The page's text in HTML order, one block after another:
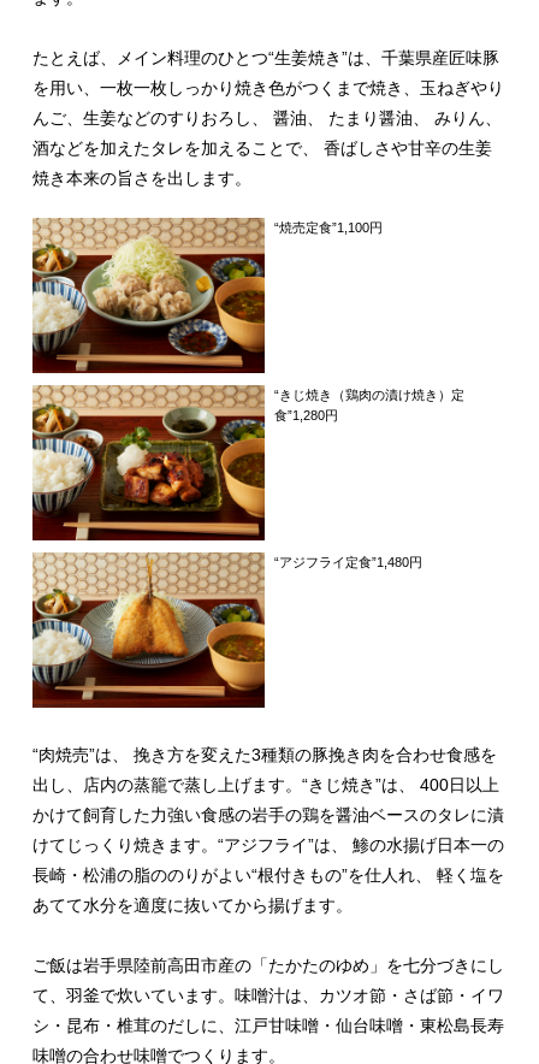
たとえば、メイン料理のひとつ“生姜焼き”は、千葉県産匠味豚
を用い、一枚一枚しっかり焼き色がつくまで焼き、玉ねぎやり
んご、生姜などのすりおろし、 醤油、 たまり醤油、 みりん、
酒などを加えたタレを加えることで、 香ばしさや甘辛の生姜
焼き本来の旨さを出します。
“焼売定食”1,100円
“きじ焼き（鶏肉の漬け焼き）定
食”1,280円
“アジフライ定食”1,480円
“肉焼売”は、 挽き方を変えた3種類の豚挽き肉を合わせ食感を
出し、店内の蒸籠で蒸し上げます。“きじ焼き”は、 400日以上
かけて飼育した力強い食感の岩手の鶏を醤油ベースのタレに漬
けてじっくり焼きます。“アジフライ”は、 鯵の水揚げ日本一の
長崎・松浦の脂ののりがよい“根付きもの”を仕人れ、 軽く塩を
あてて水分を適度に抜いてから揚げます。
ご飯は岩手県陸前高田市産の「たかたのゆめ」を七分づきにし
て、羽釜で炊いています。味噌汁は、カツオ節・さば節・イワ
シ・昆布・椎茸のだしに、江戸甘味噌・仙台味噌・東松島長寿
味噌の合わせ味噌でつくります。